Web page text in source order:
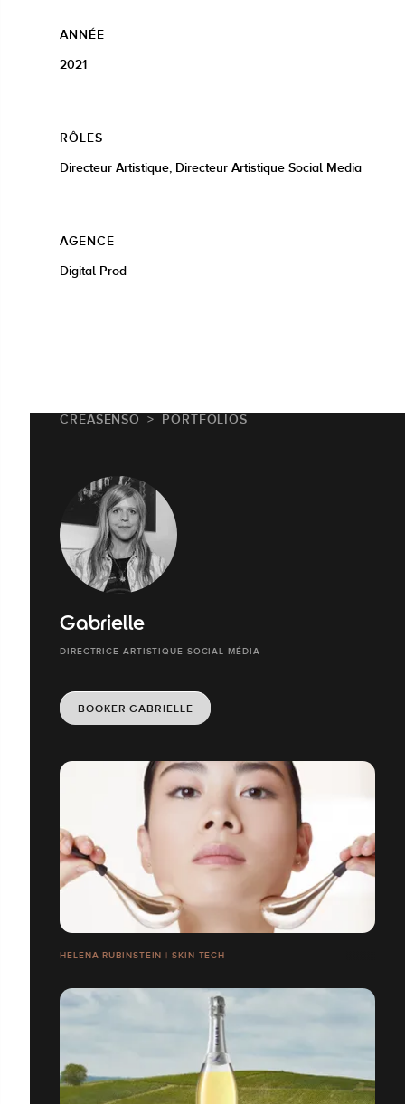
ANNÉE
2021
RÔLES
Directeur Artistique, Directeur Artistique Social Media
AGENCE
Digital Prod
CREASENSO PORTFOLIOS
Gabrielle
DIRECTRICE ARTISTIQUE SOCIAL MÉDIA
BOOKER GABRIELLE
HELENA RUBINSTEIN | SKIN TECH